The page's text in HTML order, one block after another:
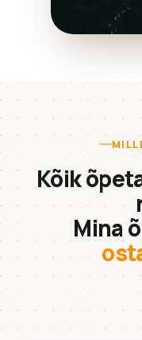
Kõik
Mina